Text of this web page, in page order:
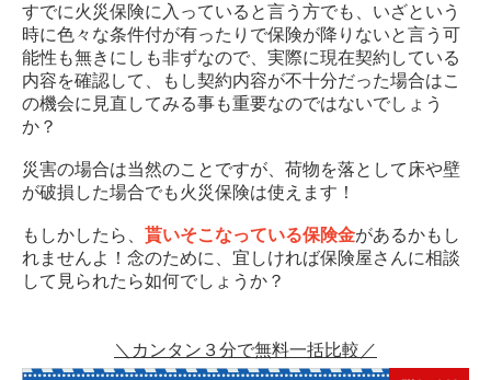
すでに火災保険に入っていると言う方でも、いざという
時に色々な条件付が有ったりで保険が降りないと言う可
能性も無きにしも非ずなので、実際に現在契約している
内容を確認して、もし契約内容が不十分だった場合はこ
の機会に見直してみる事も重要なのではないでしょう
か？
災害の場合は当然のことですが、荷物を落として床や壁
が破損した場合でも火災保険は使えます！
もしかしたら、 貰いそこなっている保険金があるかもし
れませんよ！念のために、宜しければ保険屋さんに相談
して見られたら如何でしょうか？
＼カンタン３分で無料一括比較／